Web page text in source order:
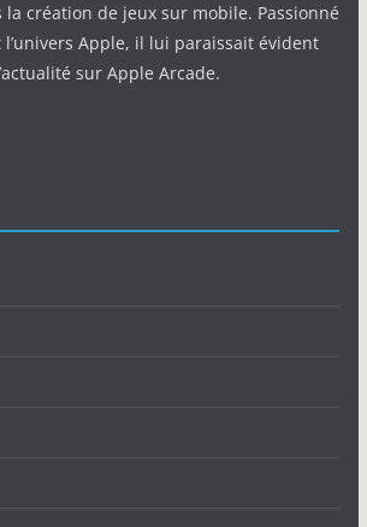
la création de jeux sur mobile. Passionné
Apple, il lui paraissait évident
sur Apple Arcade.